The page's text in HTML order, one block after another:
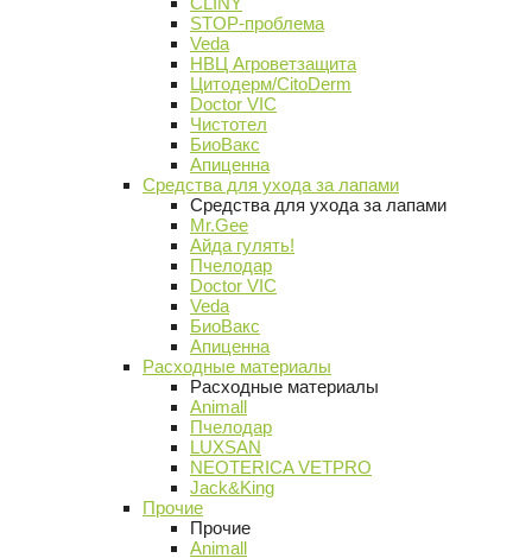
STOP-проблема
Veda
НВЦ Агроветзащита
Цитодерм/CitoDerm
Doctor VIC
Чистотел
БиоВакс
Апиценна
Средства для ухода за лапами
Средства для ухода за лапами
Mr.Gee
Айда гулять!
Пчелодар
Doctor VIC
Veda
БиоВакс
Апиценна
Расходные материалы
Расходные материалы
Animall
Пчелодар
LUXSAN
NEOTERICA VETPRO
Jack&King
Прочие
Прочие
Animall